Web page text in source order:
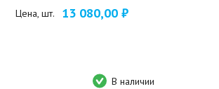
Цена, шт. 13 080,00 ₽
В наличии